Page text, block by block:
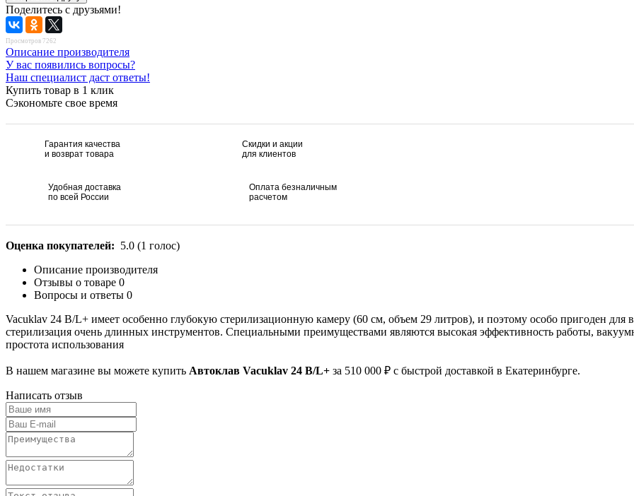
Поделитесь с друзьями!
Просмотров 7262
Описание производителя
У вас появились вопросы?
Наш специалист даст ответы!
Купить товар в 1 клик
Сэкономьте свое время
Гарантия качества
и возврат товара
Скидки и акции
для клиентов
Удобная доставка
по всей России
Оплата безналичным
расчетом
Оценка покупателей: 5.0 (1 голос)
Описание производителя
Отзывы о товаре 0
Вопросы и ответы 0
Vacuklav 24 B/L+ имеет особенно глубокую стерилизационную камеру (60 см, объем 29 литров), и поэтому особо пригоден для
стерилизация очень длинных инструментов. Специальными преимуществами являются высокая эффективность работы,
простота использования
В нашем магазине вы можете купить Автоклав Vacuklav 24 B/L+ за 510 000 ₽ с быстрой доставкой в Екатеринбурге.
Написать отзыв